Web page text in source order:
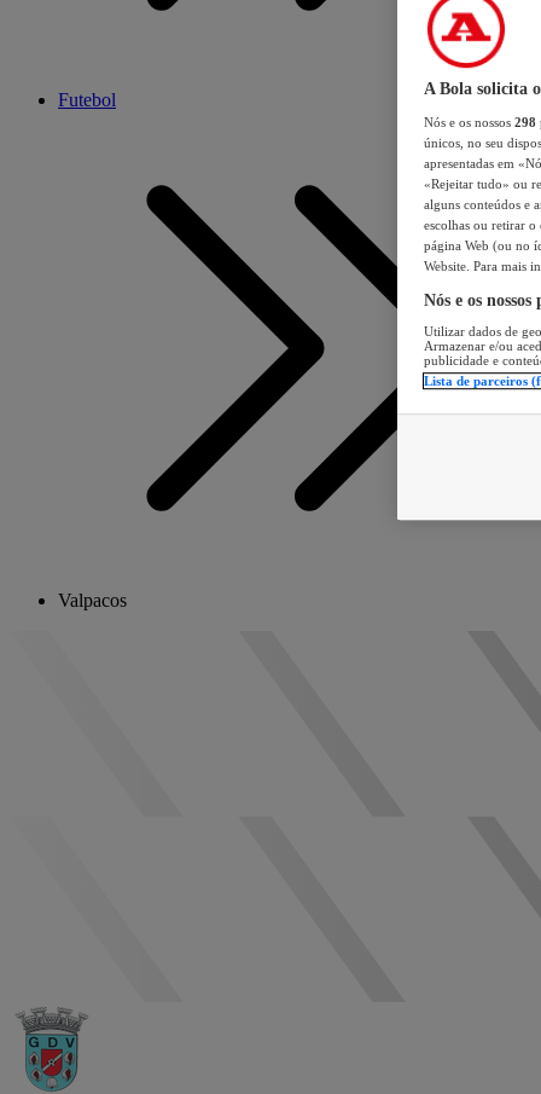
Futebol
Valpacos
A Bola solicita
Nós e os nossos 298
únicos, no seu
apresentadas em
«Rejeitar tudo» ou
alguns conteúdos e
escolhas ou retirar
página Web (ou no
Website. Para mais
Nós e os
Utilizar dados de
Armazenar e/ou
publicidade e
Lista de parceiros